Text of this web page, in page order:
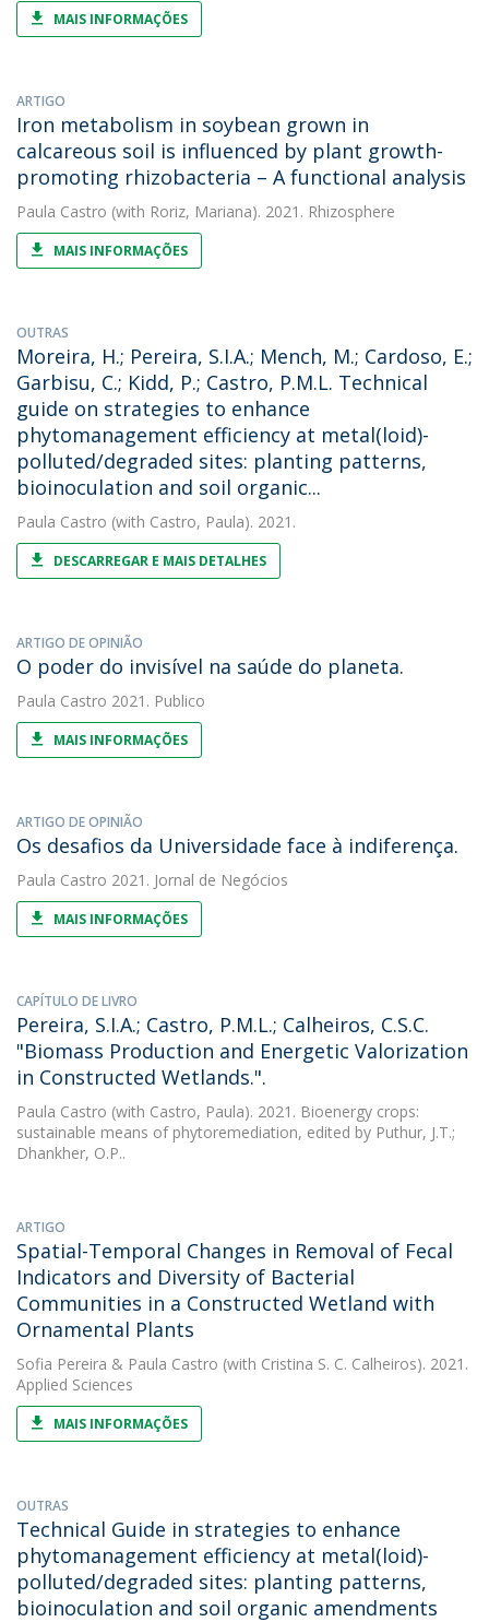
MAIS INFORMAÇÕES
ARTIGO
Iron metabolism in soybean grown in
calcareous soil is influenced by plant growth-
promoting rhizobacteria – A functional analysis
Paula Castro (with Roriz, Mariana). 2021. Rhizosphere
MAIS INFORMAÇÕES
OUTRAS
Moreira, H.; Pereira, S.I.A.; Mench, M.; Cardoso, E.;
Garbisu, C.; Kidd, P.; Castro, P.M.L. Technical
guide on strategies to enhance
phytomanagement efficiency at metal(loid)-
polluted/degraded sites: planting patterns,
bioinoculation and soil organic...
Paula Castro (with Castro, Paula). 2021.
DESCARREGAR E MAIS DETALHES
ARTIGO DE OPINIÃO
O poder do invisível na saúde do planeta.
Paula Castro 2021. Publico
MAIS INFORMAÇÕES
ARTIGO DE OPINIÃO
Os desafios da Universidade face à indiferença.
Paula Castro 2021. Jornal de Negócios
MAIS INFORMAÇÕES
CAPÍTULO DE LIVRO
Pereira, S.I.A.; Castro, P.M.L.; Calheiros, C.S.C.
"Biomass Production and Energetic Valorization
in Constructed Wetlands.".
Paula Castro (with Castro, Paula). 2021. Bioenergy crops:
sustainable means of phytoremediation, edited by Puthur, J.T.;
Dhankher, O.P..
ARTIGO
Spatial-Temporal Changes in Removal of Fecal
Indicators and Diversity of Bacterial
Communities in a Constructed Wetland with
Ornamental Plants
Sofia Pereira & Paula Castro (with Cristina S. C. Calheiros). 2021.
Applied Sciences
MAIS INFORMAÇÕES
OUTRAS
Technical Guide in strategies to enhance
phytomanagement efficiency at metal(loid)-
polluted/degraded sites: planting patterns,
bioinoculation and soil organic amendments